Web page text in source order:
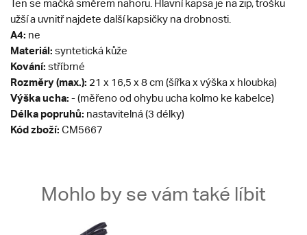
Ten se mačká směrem nahoru. Hlavní kapsa je na zip, trošku
užší a uvnitř najdete další kapsičky na drobnosti.
A4: ne
Materiál: syntetická kůže
Kování: stříbrné
Rozměry (max.): 21 x 16,5 x 8 cm (šířka x výška x hloubka)
Výška ucha: - (měřeno od ohybu ucha kolmo ke kabelce)
Délka popruhů: nastavitelná (3 délky)
Kód zboží: CM5667
Mohlo by se vám také líbit